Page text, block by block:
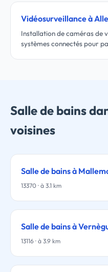
Vidéosurveillance à
Installation de caméras de
systèmes connectés pour
Salle de bains
voisines
Salle de bains à
13370 · à 3.1 km
Salle de bains à
13116 · à 3.9 km